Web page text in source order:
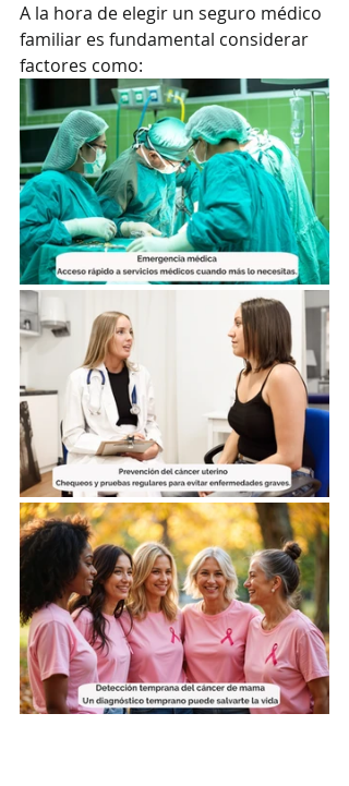
A la hora de elegir un seguro médico
familiar es fundamental considerar
factores como: